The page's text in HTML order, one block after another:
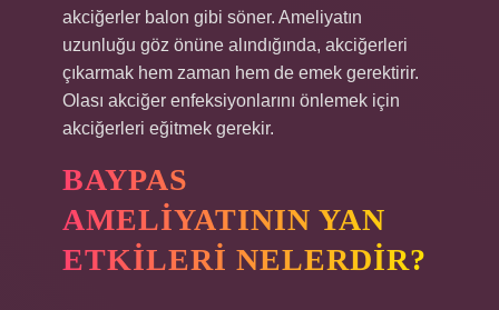
akciğerler balon gibi söner. Ameliyatın
uzunluğu göz önüne alındığında, akciğerleri
çıkarmak hem zaman hem de emek gerektirir.
Olası akciğer enfeksiyonlarını önlemek için
akciğerleri eğitmek gerekir.
BAYPAS
AMELIYATININ YAN
ETKILERI NELERDIR?